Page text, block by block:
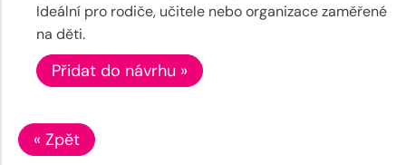
Ideální pro rodiče, učitele nebo organizace zaměřené
na děti.
Přidat do návrhu »
« Zpět